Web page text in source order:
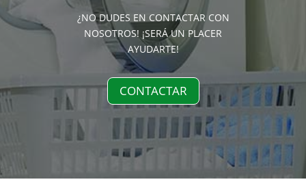
¿NO DUDES EN CONTACTAR CON
NOSOTROS! ¡SERÁ UN PLACER
AYUDARTE!
CONTACTAR